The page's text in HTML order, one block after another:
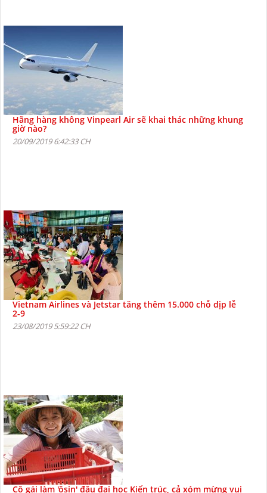
Hãng hàng không Vinpearl Air sẽ khai thác những khung
giờ nào?
20/09/2019 6:42:33 CH
Vietnam Airlines và Jetstar tăng thêm 15.000 chỗ dịp lễ
2-9
23/08/2019 5:59:22 CH
Cô gái làm 'ôsin' đậu đại học Kiến trúc, cả xóm mừng vui